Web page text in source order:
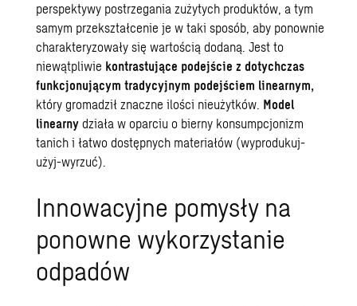
perspektywy postrzegania zużytych produktów, a tym
samym przekształcenie je w taki sposób, aby ponownie
charakteryzowały się wartością dodaną. Jest to
niewątpliwie kontrastujące podejście z dotychczas
funkcjonującym tradycyjnym podejściem linearnym,
który gromadził znaczne ilości nieużytków. Model
linearny działa w oparciu o bierny konsumpcjonizm
tanich i łatwo dostępnych materiałów (wyprodukuj-
użyj-wyrzuć).
Innowacyjne pomysły na
ponowne wykorzystanie
odpadów